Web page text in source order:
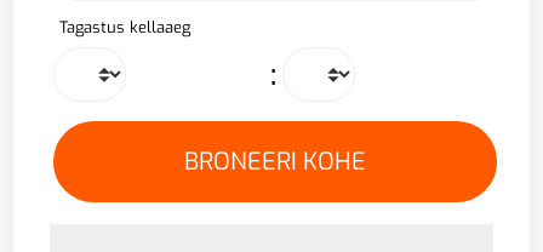
Tagastus kellaaeg
: